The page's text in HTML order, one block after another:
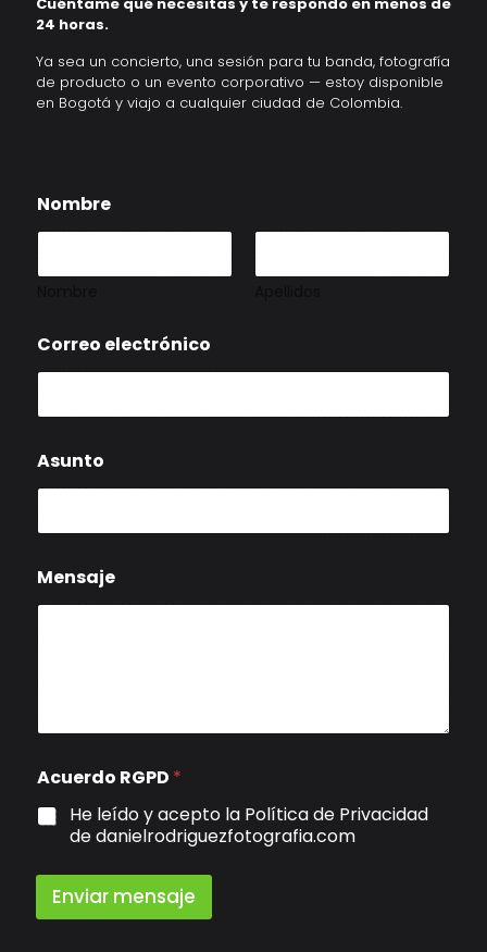
24 horas.
Ya sea un concierto, una sesión para tu banda, fotografía
de producto o un evento corporativo — estoy disponible
en Bogotá y viajo a cualquier ciudad de Colombia.
Nombre
o
r
e
N
o
m
r
A
Correo electrónico
Asunto
Mensaje
Acuerdo RGPD *
He leído y acepto la Política de Privacidad
de danielrodriguezfotografia.com
Enviar mensaje